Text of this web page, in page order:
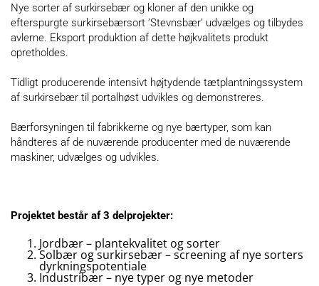
Nye sorter af surkirsebær og kloner af den unikke og
efterspurgte surkirsebærsort ’Stevnsbær’ udvælges og tilbydes
avlerne. Eksport produktion af dette højkvalitets produkt
opretholdes.
Tidligt producerende intensivt højtydende tætplantningssystem
af surkirsebær til portalhøst udvikles og demonstreres.
Bærforsyningen til fabrikkerne og nye bærtyper, som kan
håndteres af de nuværende producenter med de nuværende
maskiner, udvælges og udvikles.
Projektet består af 3 delprojekter:
Jordbær – plantekvalitet og sorter
Solbær og surkirsebær – screening af nye sorters
dyrkningspotentiale
Industribær – nye typer og nye metoder